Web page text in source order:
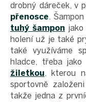
drobný dáreček, v
přenosce.
tuhý šampon
holení už je také
také využíváme
hladce, třeba
žiletkou, kterou
sportovně
takže jedna z